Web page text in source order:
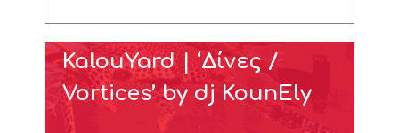
KalouYard | ‘Δίνες /
Vortices’ by dj KounEly